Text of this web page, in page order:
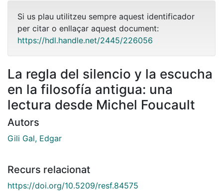
Si us plau utilitzeu sempre aquest identificador
per citar o enllaçar aquest document:
https://hdl.handle.net/2445/226056
La regla del silencio y la escucha
en la filosofía antigua: una
lectura desde Michel Foucault
Autors
Gili Gal, Edgar
Recurs relacionat
https://doi.org/10.5209/resf.84575